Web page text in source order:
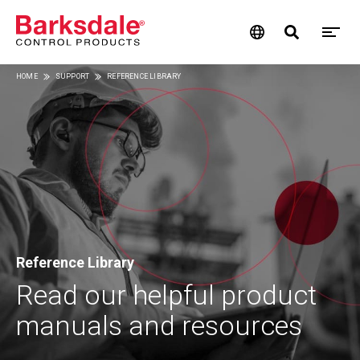
Skip
contentBreadcrumb
HOME SUPPORT REFERENCE LIBRARY
Reference Library
Read our helpful product
manuals and resources